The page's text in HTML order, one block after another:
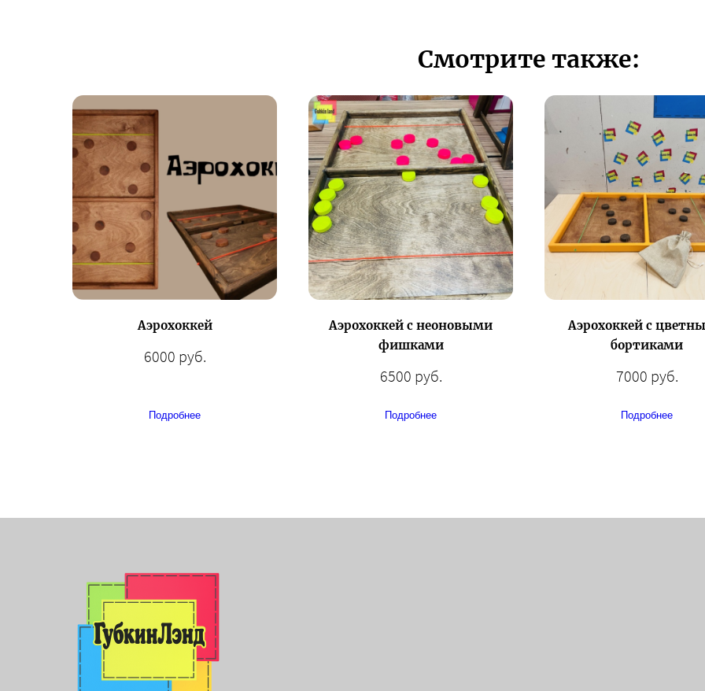
Смотрите также:
Аэрохоккей
6000 руб.
Подробнее
Аэрохоккей с неоновыми
фишками
6500 руб.
Подробнее
Аэрохоккей с
бортиками
7000 руб.
Подробнее